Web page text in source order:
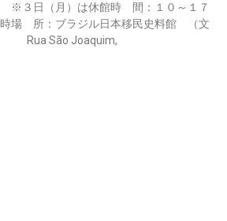
※３日（月）は休館時 間：１０～１７
場 所：ブラジル日本移民史料館 （文
Rua São Joaquim,